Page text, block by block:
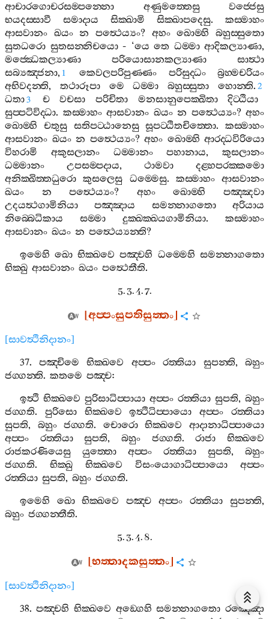
ආචාරගොචරසම‍්පන‍්නො
අණුමත‍්තෙසු
වජ‍්ජෙසු
භයදස‍්සාවී
සමාදාය සික‍්ඛාමි සික‍්ඛාපදෙසු. කස‍්මාහං
ආසවානං ඛයං න පත්‍ථෙය්‍යං? අහං ඛොම‍්හි
බහුස‍්සුතො
සුතධරො සුතසන‍්නිචයො- ‘යෙ තෙ ධම‍්මා ආදිකල්‍යාණා,
මජ‍්ඣෙකල්‍යාණා
පරියොසානකල්‍යාණා
සාත්‍ථා
සබ්‍යඤ‍්ජනා, 1 කෙවලපරිපුණ‍්ණං පරිසුද‍්ධං
බ්‍රහ‍්මචරියං
අභිවදන‍්ති, තථාරූපා මෙ ධම‍්මා බහුස‍්සුතා හොන‍්ති. 2
ධතා3 ච වචසා පරිචිතා මනසානුපෙක‍්ඛිතා
දිට‍්ඨියා
සුප‍්පටිවිද‍්ධා. කස‍්මාහං ආසවානං ඛයං න පත්‍ථෙය්‍යං? අහං
ඛොම‍්හි
චතුසු සතිපට‍්ඨානෙසු සූපට‍්ඨිතචිත‍්තො. කස‍්මාහං
ආසවානං ඛයං න පත්‍ථෙය්‍යං? අහං ඛොම‍්හි ආරද‍්ධවිරියො
විහරාමි
අකුසලානං ධම‍්මානං පහානාය, කුසලානං
ධම‍්මානං
උපසම‍්පදාය, ථාමවා
දළ‍්හපරක‍්කමො
අනික‍්ඛිත‍්තධුරො කුසලෙසු ධම‍්මෙසු. කස‍්මාහං ආසවානං
ඛයං
න පත්‍ථෙය්‍යං? අහං ඛොම‍්හි
පඤ‍්ඤවා
උදයත්‍ථගාමිනියා
පඤ‍්ඤාය සමන‍්නාගතො
අරියාය
නිබ‍්බෙධිකාය
සම‍්මා දුක‍්ඛක‍්ඛයගාමිනියා. කස‍්මාහං
ආසවානං ඛයං න පත්‍ථෙය්‍යන‍්ති?
ඉමෙහි ඛො භික‍්ඛවෙ පඤ‍්චහි ධම‍්මෙහි සමන‍්නාගතො
භික‍්ඛු ආසවානං ඛයං පත්‍ථෙතීති.
5. 3. 4. 7.
[අප‍්පංසුපතිසුත‍්තං]
[සාවත්‍ථිනිදානං]
37.පඤ‍්චිමෙ භික‍්ඛවෙ අප‍්පං රත‍්තියා සුපන‍්ති,බහුං
ජග‍්ගන‍්ති. කතමෙ පඤ‍්ච:
ඉත්‍ථි භික‍්ඛවෙ පුරිසාධිප‍්පායා අප‍්පං රත‍්තියා සුපති, බහුං
ජග‍්ගති. පුරිසො භික‍්ඛවෙ ඉත්‍ථිධිප‍්පායො අප‍්පං
රත‍්තියා
සුපති, බහුං ජග‍්ගති. චොරො භික‍්ඛවෙ
ආදානාධිප‍්පායො
අප‍්පං
රත‍්තියා සුපති,බහුං ජග‍්ගති.රාජා
භික‍්ඛවෙ
රාජකරණියෙසු
යුත‍්තො අප‍්පං රත‍්තියා සුපති, බහුං
ජග‍්ගති. භික‍්ඛු භික‍්ඛවෙ විසංයොගාධිප‍්පායො
අප‍්පං
රත‍්තියා සුපති, බහුං ජග‍්ගති.
ඉමෙහි
ඛො භික‍්ඛවෙ පඤ‍්ච අප‍්පං රත‍්තියා සුපන‍්ති,
බහුං ජග‍්ගන‍්තීති.
5. 3. 4. 8.
[භත‍්තාදකසුත‍්තං]
[සාවත්‍ථිනිදානං]
38.පඤ‍්චහි භික‍්ඛවෙ අඞ‍්ගෙහි සමන‍්නාගතො රඤ‍්ඤො